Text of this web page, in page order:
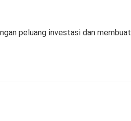
peluang investasi dan membuat